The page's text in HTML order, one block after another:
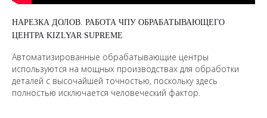
НАРЕЗКА ДОЛОВ. РАБОТА ЧПУ ОБРАБАТЫВАЮЩЕГО
ЦЕНТРА KIZLYAR SUPREME
Автоматизированные обрабатывающие центры
используются на мощных производствах для обработки
деталей с высочайшей точностью, поскольку здесь
полностью исключается человеческий фактор.